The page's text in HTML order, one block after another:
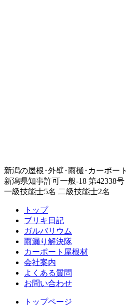
新潟の屋根･外壁･雨樋･カーポート
新潟県知事許可一般-18 第42338号
一級技能士5名 二級技能士2名
トップ
ブリキ日記
ガルバリウム
雨漏り解決隊
カーポート屋根材
会社案内
よくある質問
お問い合わせ
トップページ